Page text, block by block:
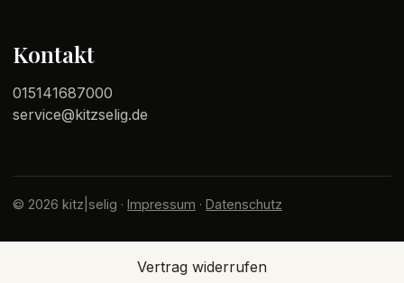
Kontakt
015141687000
service@kitzselig.de
© 2026 kitz|selig · Impressum · Datenschutz
Vertrag widerrufen